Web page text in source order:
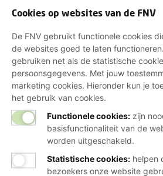
Cookies op websites van de FNV
De FNV gebruikt functionele cookies
de websites goed te laten
gebruiken net als de statistische
persoonsgegevens. Met jouw
marketing cookies. Hieronder kun je
het gebruik van cookies.
Functionele cookies: zijn
basisfunctionaliteit van de
worden uitgeschakeld.
Statistische cookies: helpen
bezoekers onze website